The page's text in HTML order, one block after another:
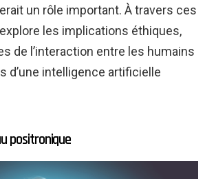
un rôle important. À travers ces
les implications éthiques,
de l’interaction entre les humains
d’une intelligence artificielle
positronique